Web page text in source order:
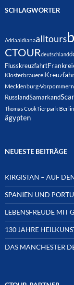
SCHLAGWÖRTER
Adriaaldianaalltours
CTOURdeutschland
Flusskreuzfahrt
Klosterbrauerei
Mecklenburg-Vorpommern
RusslandSamarkand
Thomas CookTierpark Berlin
ägypten
NEUESTE BEITRÄGE
KIRGISTAN – AUF
SPANIEN UND
LEBENSFREUDE MIT
130 JAHRE
DAS MANCHESTER